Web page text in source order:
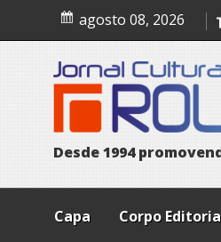
content
agosto 08, 2026
Desde1994 promoven
Capa Corpo